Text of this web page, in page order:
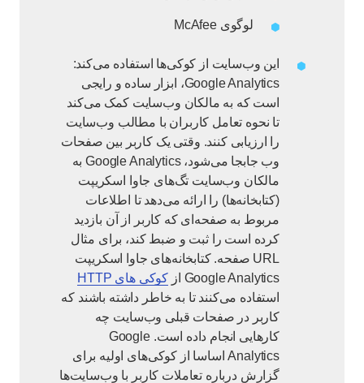
لوگوی McAfee
این وب‌سایت از کوکی‌ها استفاده می‌کند:
Google Analytics، ابزار ساده و رایجی
است که به مالکان وب‌سایت کمک می‌کند
تا نحوه تعامل کاربران با مطالب وب‌سایت
را ارزیابی کنند. وقتی یک کاربر بین صفحات
وب جابجا می‌شود، Google Analytics به
مالکان وب‌سایت تگ‌های جاوا اسکریپت
(کتابخانه‌ها) را ارائه می‌دهد تا اطلاعات
مربوط به صفحه‌ای که کاربر از آن بازدید
کرده است را ثبت و ضبط کند، برای مثال
URL صفحه. کتابخانه‌های جاوا اسکریپت
Google Analytics از
کوکی های HTTP
استفاده می‌کنند تا به خاطر داشته باشند که
کاربر در صفحات قبلی وب‌سایت چه
کارهایی انجام داده است. Google
Analytics اساسا از کوکی‌های اولیه برای
گزارش درباره تعاملات کاربر با وب‌سایت‌ها